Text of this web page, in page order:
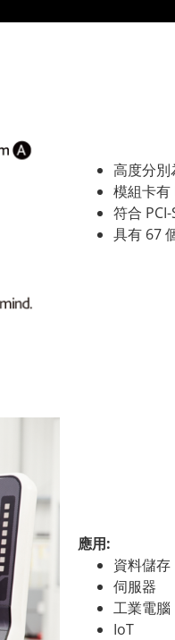
高度分
模組卡有
符合
具有 67
應用:
資料儲存
伺服器
工業電腦
IoT